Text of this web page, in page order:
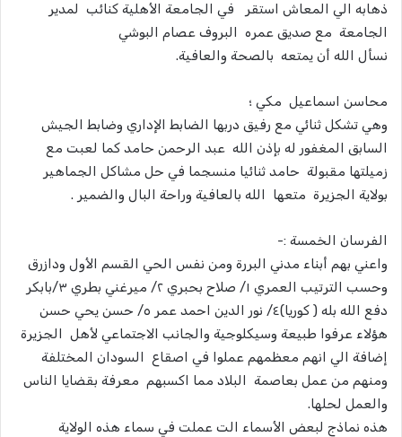
ذهابه الي المعاش استقر في الجامعة الأهلية كنائب لمدير
الجامعة مع صديق عمره البروف عصام البوشي
نسأل الله أن يمتعه بالصحة والعافية.
محاسن اسماعيل مكي ؛
وهي تشكل ثنائي مع رفيق دربها الضابط الإداري وضابط الجيش
السابق المغفور له بإذن الله عبد الرحمن حامد كما لعبت مع
زميلتها مقبولة حامد ثنائيا منسجما في حل مشاكل الجماهير
بولاية الجزيرة متعها الله بالعافية وراحة البال والضمير .
الفرسان الخمسة :-
واعني بهم أبناء مدني البررة ومن نفس الحي القسم الأول ودازرق
وحسب الترتيب العمري ١/ صلاح بحبري ٢/ ميرغني بطري ٣/بابكر
دفع الله بله ( كوريا)٤/ نور الدين احمد عمر ٥/ حسن يحي حسن
هؤلاء عرفوا طبيعة وسيكلوجية والجانب الاجتماعي لأهل الجزيرة
إضافة الي انهم معظمهم عملوا في اصقاع السودان المختلفة
ومنهم من عمل بعاصمة البلاد مما اكسبهم معرفة بقضايا الناس
والعمل لحلها.
هذه نماذج لبعض الأسماء الت عملت في سماء هذه الولاية